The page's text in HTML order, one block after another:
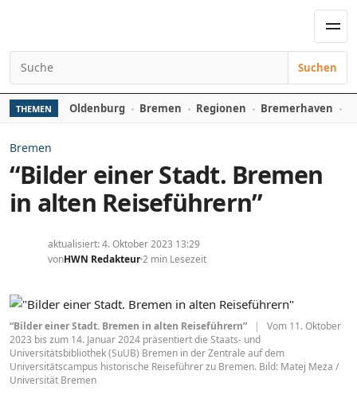
Suchen nach:
Suchen
THEMEN Oldenburg Bremen Regionen Bremerhaven
Bremen
“Bilder einer Stadt. Bremen
in alten Reiseführern”
aktualisiert: 4. Oktober 2023 13:29
vonHWN Redakteur2 min Lesezeit
“Bilder einer Stadt. Bremen in alten Reiseführern” |
Vom 11. Oktober
2023 bis zum 14. Januar 2024 präsentiert die Staats- und
Universitätsbibliothek (SuUB) Bremen in der Zentrale auf dem
Universitätscampus historische Reiseführer zu Bremen. Bild: Matej Meza /
Universität Bremen